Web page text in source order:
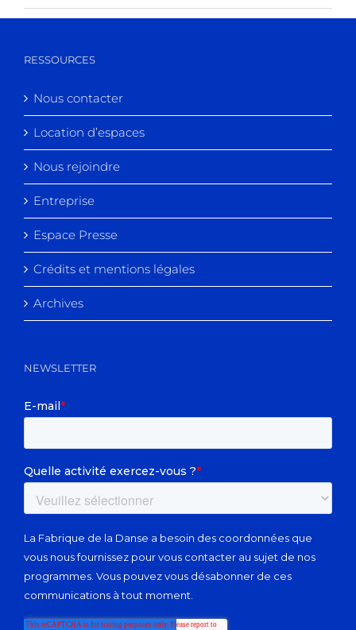
RESSOURCES
Nous contacter
Location d’espaces
Nous rejoindre
Entreprise
Espace Presse
Crédits et mentions légales
Archives
NEWSLETTER